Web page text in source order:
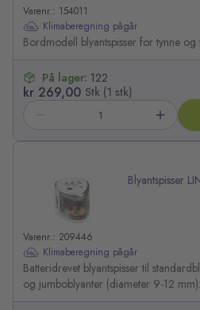
Varenr.: 154011
Klimaberegning pågår
Bordmodell blyantspisser for tynne og
kr 269,00 Stk (1 stk)
På lager: 122
Blyantspisser
Varenr.: 209446
Klimaberegning pågår
Batteridrevet blyantspisser til
og jumboblyanter (diameter 9-12 mm).